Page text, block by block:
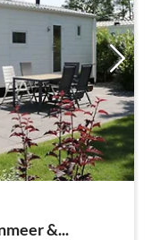
&...